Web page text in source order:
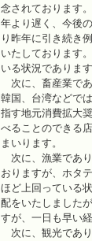
念されております
年より遅く、今後
り昨年に引き続き
いたしております
いる状況でありま
次に、畜産業であ
韓国、台湾などで
指す地元消費拡大
べることのできる
まいります。
次に、漁業であ
おりますが、ホタ
ほど上回っている
配をいたしました
すが、一日も早い
次に、観光であ